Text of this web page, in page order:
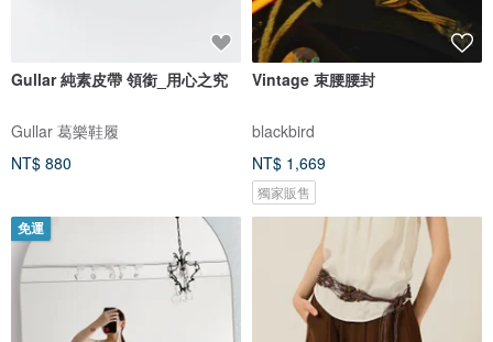
Gullar 純素皮帶 領銜_用心之究
Gullar 葛樂鞋履
NT$ 880
Vintage 束腰腰封
blackbird
NT$ 1,669
獨家販售
免運